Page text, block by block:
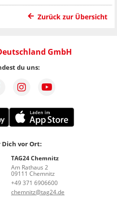
Zurück zur Übersicht
GmbH
du uns:
vor Ort:
TAG24 Chemnitz
Am Rathaus 2
09111 Chemnitz
+49 371 6906600
chemnitz@tag24.de